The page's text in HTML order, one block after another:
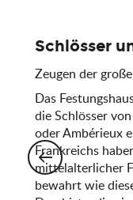
Schlösser
Zeugen der
Das
die Schlösser
oder Ambérieux
Frankreichs
mittelalterlicher
bewahrt wie